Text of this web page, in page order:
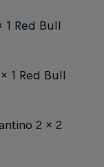
1 Red Bull
1 Red Bull
2 x 2